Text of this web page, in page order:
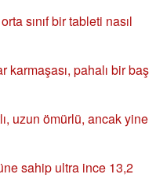
sınıf bir tableti nasıl
karmaşası, pahalı bir baş
uzun ömürlü, ancak yine
sahip ultra ince 13,2